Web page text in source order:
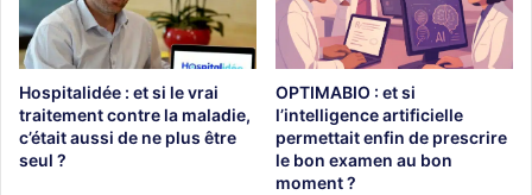
Hospitalidée : et si le vrai
traitement contre la maladie,
c’était aussi de ne plus être
seul ?
OPTIMABIO : et si
l’intelligence artificielle
permettait enfin de prescrire
le bon examen au bon
moment ?